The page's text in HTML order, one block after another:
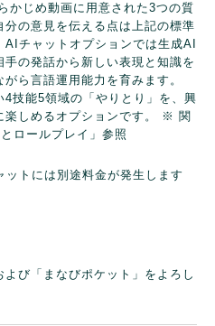
かじめ動画に用意された3つの質
の意見を伝える点は上記の標準
チャットオプションでは生成AI
の発話から新しい表現と知識を
ら言語運用能力を育みます。
技能5領域の「やりとり」を、興
しめるオプションです。
※ 関
ロールプレイ」参照
トには別途料金が発生します
び「まなびポケット」をよろし